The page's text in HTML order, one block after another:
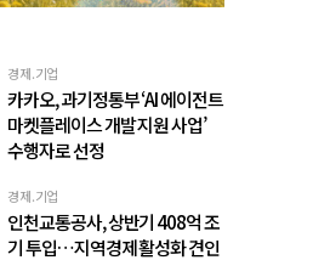
경제.기업
카카오, 과기정통부 ‘AI 에이전트
마켓플레이스 개발 지원 사업’
수행자로 선정
경제.기업
인천교통공사, 상반기 408억 조
기 투입…지역경제 활성화 견인